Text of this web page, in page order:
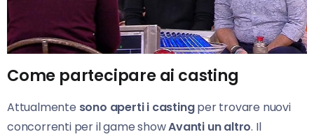
Come partecipare ai casting
Attualmente sono aperti i castingper trovare nuovi
concorrenti per il game showAvanti un altro. Il